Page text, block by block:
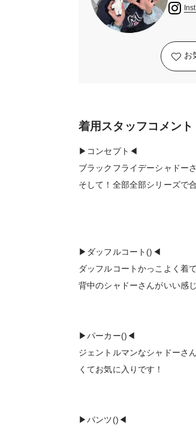
お
着用スタッフコメント
▶︎コンセプト◀︎
ブラックフライデーシャドー
そして！全部全部シリーズで
▶︎ダッフルコート()◀︎
ダッフルコートかっこよく着
背中のシャドーさんがいい感じ
▶︎パーカー()◀︎
ジェントルマンなシャドーさ
くてお気に入りです！
▶︎パンツ()◀︎